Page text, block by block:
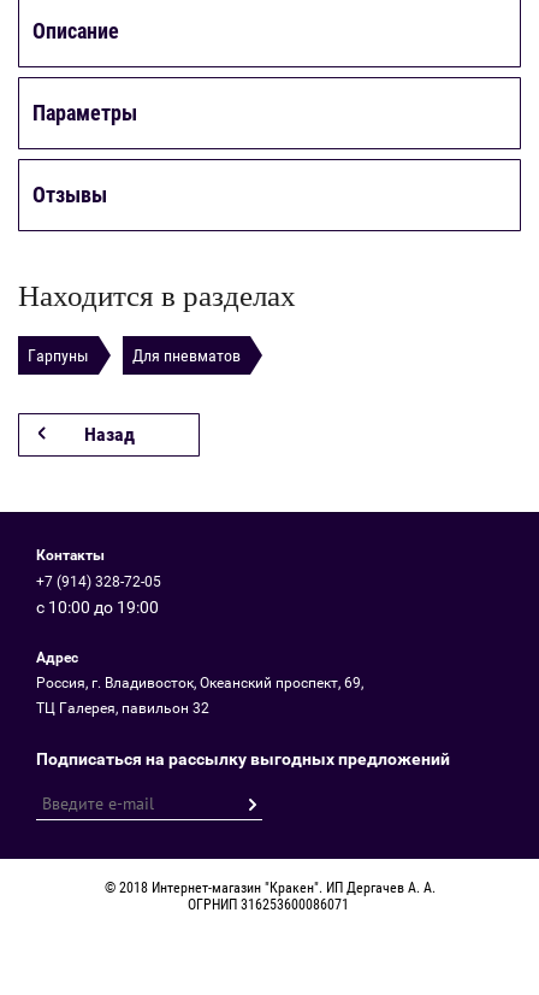
Описание
Параметры
Отзывы
Находится в разделах
Гарпуны Для пневматов
Назад
Контакты
+7 (914) 328-72-05
с 10:00 до 19:00
Адрес
Россия, г. Владивосток, Океанский проспект, 69,
ТЦ Галерея, павильон 32
Подписаться на рассылку выгодных предложений
© 2018 Интернет-магазин "Кракен". ИП Дергачев А. А.
ОГРНИП 316253600086071